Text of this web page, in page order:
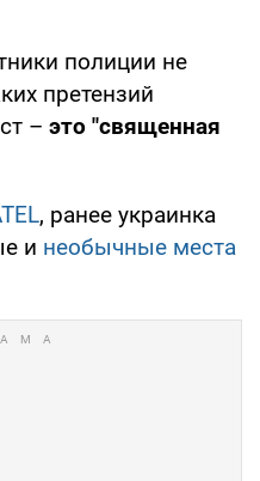
полиции не
претензий
– это "священная
, ранее украинка
и необычные места